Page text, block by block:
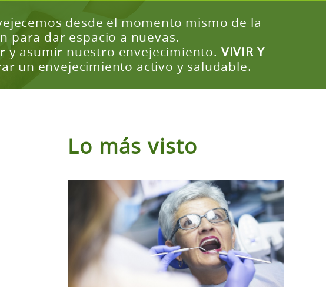
desde el momento mismo de la
para dar espacio a nuevas.
y asumir nuestro envejecimiento. VIVIR Y
un envejecimiento activo y saludable.
Lo más visto